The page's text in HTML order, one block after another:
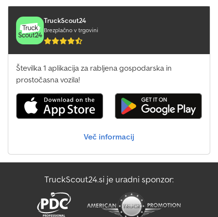
cm Za več informacij kontaktirajte PFEIFER GROUP.
TruckScout24
Brezplačno v trgovini
Številka 1 aplikacija za rabljena gospodarska in
prostočasna vozila!
Več informacij
TruckScout24.si je uradni sponzor: